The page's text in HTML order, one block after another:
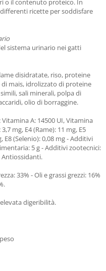
o il contenuto proteico. In
ricette per soddisfare
sistema urinario nei gatti
disidratate, riso, proteine
mais, idrolizzato di proteine
sali minerali, polpa di
olio di borraggine.
A: 14500 UI, Vitamina
mg, E4 (Rame): 11 mg, E5
E8 (Selenio): 0,08 mg - Additivi
5 g - Additivi zootecnici:
Antiossidanti.
33% - Oli e grassi grezzi: 16%
digeribilità.